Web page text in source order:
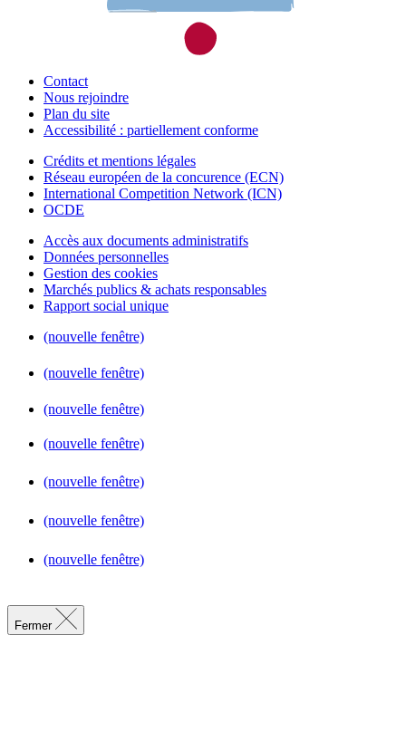
Contact
Nous rejoindre
Plan du site
Accessibilité : partiellement conforme
Crédits et mentions légales
Réseau européen de la concurence (ECN)
International Competition Network (ICN)
OCDE
Accès aux documents administratifs
Données personnelles
Gestion des cookies
Marchés publics & achats responsables
Rapport social unique
(nouvelle fenêtre)
(nouvelle fenêtre)
(nouvelle fenêtre)
(nouvelle fenêtre)
(nouvelle fenêtre)
(nouvelle fenêtre)
(nouvelle fenêtre)
Fermer